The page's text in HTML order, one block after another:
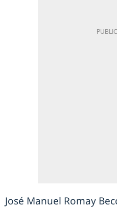
José Manuel Romay